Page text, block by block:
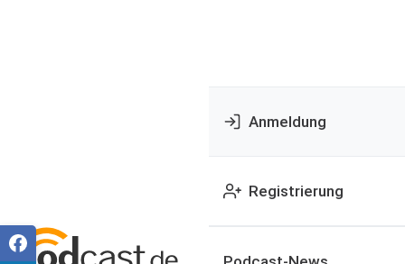
Anmeldung
Registrierung